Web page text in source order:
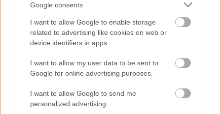
Google consents
I want to allow Google to enable storage
related to advertising like cookies on web or
device identifiers in apps.
I want to allow my user data to be sent to
Google for online advertising purposes.
I want to allow Google to send me
personalized advertising.